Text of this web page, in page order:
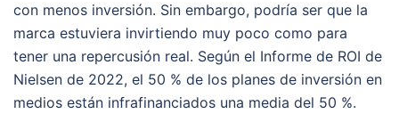
con menos inversión. Sin embargo, podría ser que la
marca estuviera invirtiendo muy poco como para
tener una repercusión real. Según el Informe de ROI de
Nielsen de 2022, el 50 % de los planes de inversión en
medios están infrafinanciados una media del 50 %.